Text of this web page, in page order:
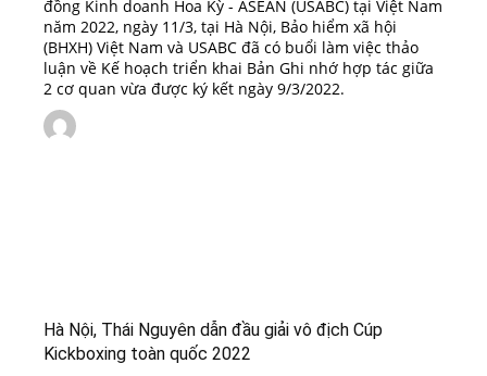
đồng Kinh doanh Hoa Kỳ - ASEAN (USABC) tại Việt Nam
năm 2022, ngày 11/3, tại Hà Nội, Bảo hiểm xã hội
(BHXH) Việt Nam và USABC đã có buổi làm việc thảo
luận về Kế hoạch triển khai Bản Ghi nhớ hợp tác giữa
2 cơ quan vừa được ký kết ngày 9/3/2022.
Hà Nội, Thái Nguyên dẫn đầu giải vô địch Cúp
Kickboxing toàn quốc 2022